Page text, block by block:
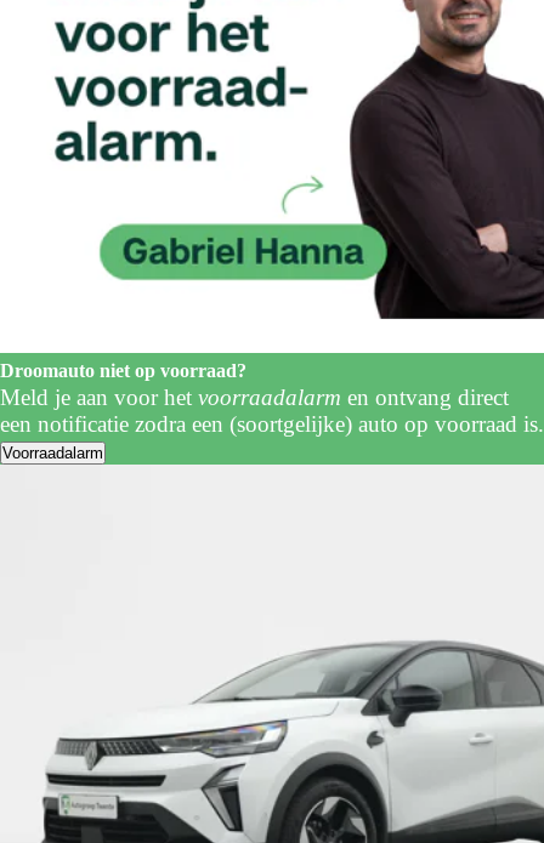
Droomauto niet op voorraad?
Meld je aan voor het voorraadalarm en ontvang direct
een notificatie zodra een (soortgelijke) auto op voorraad is.
Voorraadalarm